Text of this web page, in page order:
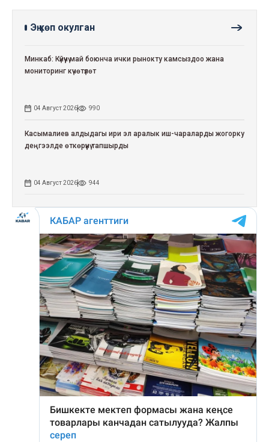
Эң көп окулган
Минкаб: Күйүүчү май боюнча ички рынокту камсыздоо жана
мониторинг күчөтүлөт
04 Август 2026 990
Касымалиев алдыдагы ири эл аралык иш-чараларды жогорку
деңгээлде өткөрүүнү тапшырды
04 Август 2026 944